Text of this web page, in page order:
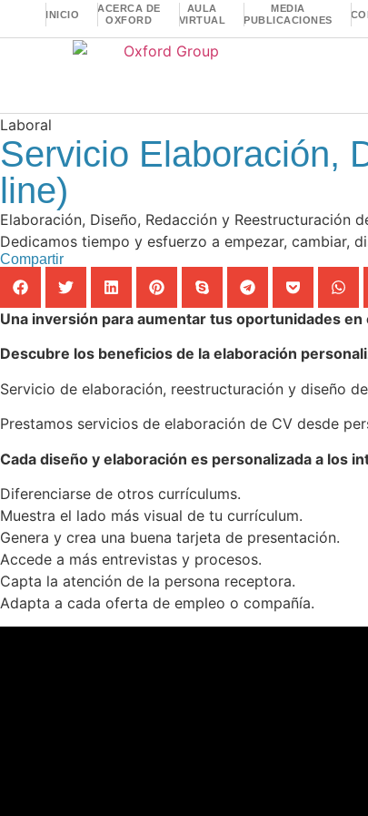
INICIO
ACERCA DE
OXFORD
AULA
VIRTUAL
MEDIA
PUBLICACIONES
Laboral
Servicio Elaboración,
line)
Elaboración, Diseño, Redacción y Reestructuración
Dedicamos tiempo y esfuerzo a empezar, cambiar,
Compartir
Una inversión para aumentar tus oportunidades en
Descubre los beneficios de la elaboración
Servicio de elaboración, reestructuración y diseño
Prestamos servicios de elaboración de CV desde
Cada diseño y elaboración es personalizada a los
Diferenciarse de otros currículums.
Muestra el lado más visual de tu currículum.
Genera y crea una buena tarjeta de presentación.
Accede a más entrevistas y procesos.
Capta la atención de la persona receptora.
Adapta a cada oferta de empleo o compañía.